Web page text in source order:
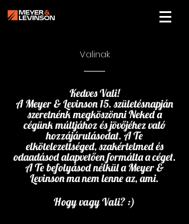
Valinak
Kedves Vali!
A Meyer & Levinson 15. születésnapján
szeretnénk megköszönni Neked a
cégünk múltjához és jövőjéhez való
hozzájárulásodat. A Te
elkötelezettséged, szakértelmed és
odaadásod alapvetően formálta a céget.
A Te befolyásod nélkül a Meyer &
Levinson ma nem lenne az, ami.
Hogy vagy Vali? :)